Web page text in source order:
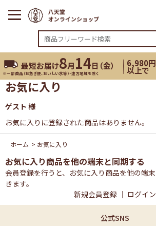
最短お届け8月14日（金）
※一部商品（お急ぎ便、おいしい水等）・遠方地域を除く
6,980円
以上で
お気に入り
ゲスト 様
お気に入りに登録された商品はありません。
ホーム > お気に入り
お気に入り商品を他の端末と同期する
会員登録を行うと、お気に入り商品を他の端
きます。
新規会員登録 ｜ ログイン
公式SNS